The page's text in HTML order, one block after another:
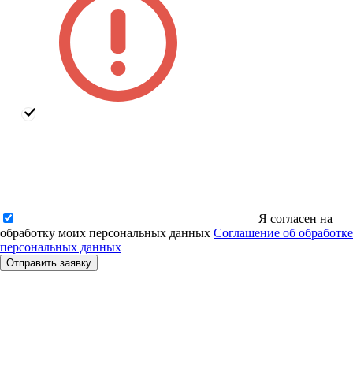
Я согласен на
обработку моих персональных данных Соглашение об обработке
персональных данных